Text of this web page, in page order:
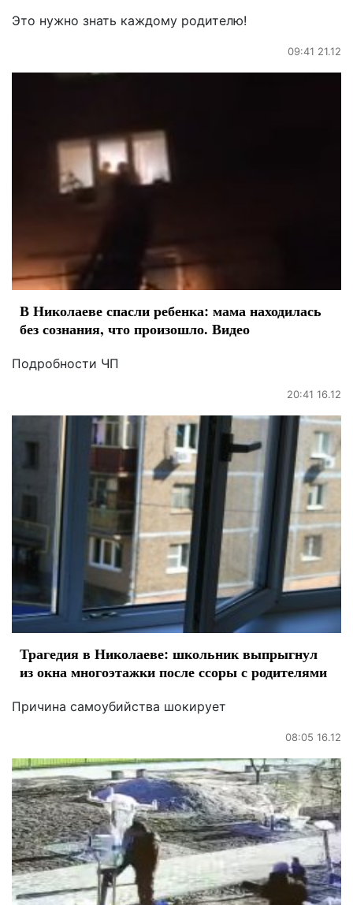
Это нужно знать каждому родителю!
09:41 21.12
В Николаеве спасли ребенка: мама находилась
без сознания, что произошло. Видео
Подробности ЧП
20:41 16.12
Трагедия в Николаеве: школьник выпрыгнул
из окна многоэтажки после ссоры с родителями
Причина самоубийства шокирует
08:05 16.12